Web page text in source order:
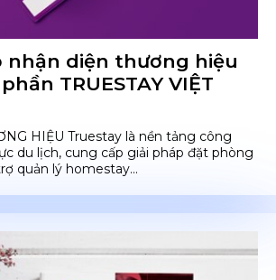
nhận diện thương hiệu
TRUESTAY VIỆT
HIỆU Truestay là nền tảng công
du lịch, cung cấp giải pháp đặt phòng
quản lý homestay...